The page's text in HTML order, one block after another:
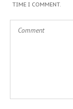
TIME I COMMENT.